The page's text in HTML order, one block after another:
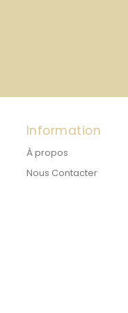
Information
À propos
Nous Contacter